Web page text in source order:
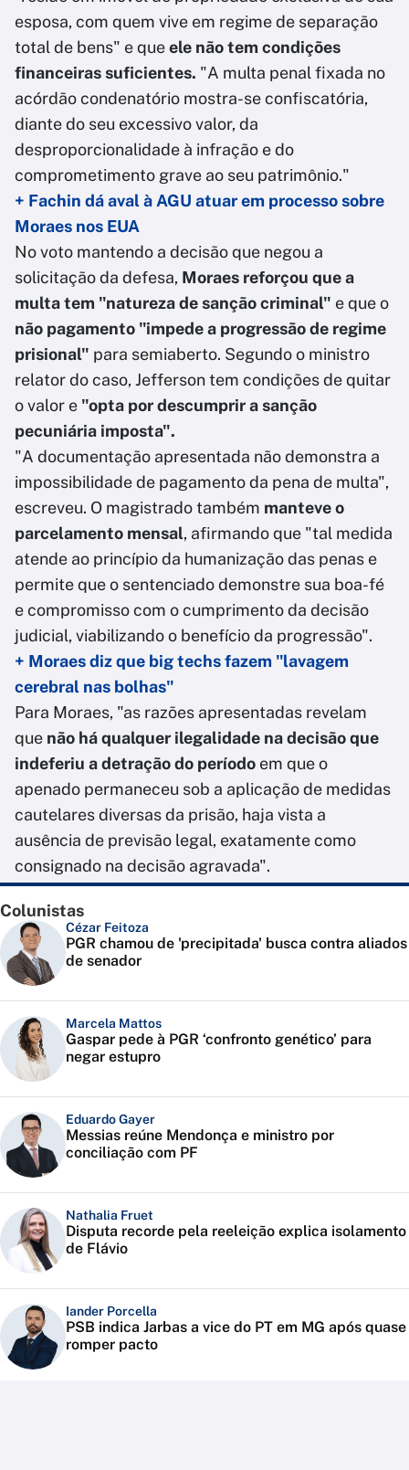
esposa, com quem vive em regime de separação
total de bens" e queele não tem condições
financeiras suficientes. "A multa penal fixada no
acórdão condenatório mostra-se confiscatória,
diante do seu excessivo valor, da
desproporcionalidade à infração e do
comprometimento grave ao seu patrimônio."
+ Fachin dá aval à AGU atuar em processo sobre
Moraes nos EUA
No voto mantendo a decisão que negou a
solicitação da defesa, Moraes reforçou que a
multa tem "natureza de sanção criminal" e que o
não pagamento "impede a progressão de regime
prisional" para semiaberto. Segundo o ministro
relator do caso, Jefferson tem condições de quitar
o valor e "opta por descumprir a sanção
pecuniária imposta".
"A documentação apresentada não demonstra a
impossibilidade de pagamento da pena de multa",
escreveu. O magistrado também manteve o
parcelamento mensal, afirmando que "tal medida
atende ao princípio da humanização das penas e
permite que o sentenciado demonstre sua boa-fé
e compromisso com o cumprimento da decisão
judicial, viabilizando o benefício da progressão".
+ Moraes diz que big techs fazem "lavagem
cerebral nas bolhas"
Para Moraes, "as razões apresentadas revelam
que não há qualquer ilegalidade na decisão que
indeferiu a detração do período em que o
apenado permaneceu sob a aplicação de medidas
cautelares diversas da prisão, haja vista a
ausência de previsão legal, exatamente como
consignado na decisão agravada".
Colunistas
Cézar Feitoza
PGR chamou de 'precipitada' busca contra aliados
de senador
Marcela Mattos
Gaspar pede à PGR ‘confronto genético’ para
negar estupro
Eduardo Gayer
Messias reúne Mendonça e ministro por
conciliação com PF
Nathalia Fruet
Disputa recorde pela reeleição explica isolamento
de Flávio
Iander Porcella
PSB indica Jarbas a vice do PT em MG após quase
romper pacto